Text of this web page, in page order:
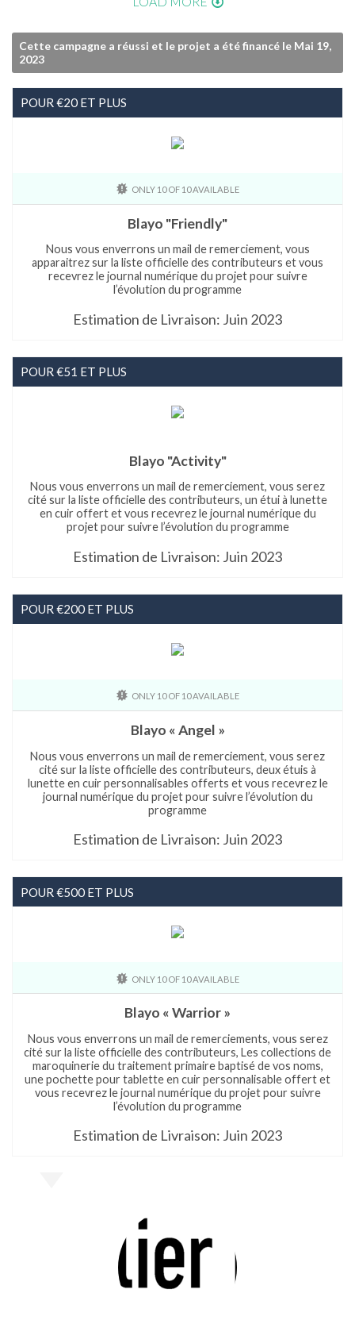
Cette campagne a réussi et le projet a été financé le Mai 19,
2023
POUR €20 ET PLUS
ONLY 10 OF 10 AVAILABLE
Blayo "Friendly"
Nous vous enverrons un mail de remerciement, vous
apparaitrez sur la liste officielle des contributeurs et vous
recevrez le journal numérique du projet pour suivre
l’évolution du programme
Estimation de Livraison: Juin 2023
POUR €51 ET PLUS
Blayo "Activity"
Nous vous enverrons un mail de remerciement, vous serez
cité sur la liste officielle des contributeurs, un étui à lunette
en cuir offert et vous recevrez le journal numérique du
projet pour suivre l’évolution du programme
Estimation de Livraison: Juin 2023
POUR €200 ET PLUS
ONLY 10 OF 10 AVAILABLE
Blayo « Angel »
Nous vous enverrons un mail de remerciement, vous serez
cité sur la liste officielle des contributeurs, deux étuis à
lunette en cuir personnalisables offerts et vous recevrez le
journal numérique du projet pour suivre l’évolution du
programme
Estimation de Livraison: Juin 2023
POUR €500 ET PLUS
ONLY 10 OF 10 AVAILABLE
Blayo « Warrior »
Nous vous enverrons un mail de remerciements, vous serez
cité sur la liste officielle des contributeurs, Les collections de
maroquinerie du traitement primaire baptisé de vos noms,
une pochette pour tablette en cuir personnalisable offert et
vous recevrez le journal numérique du projet pour suivre
l’évolution du programme
Estimation de Livraison: Juin 2023